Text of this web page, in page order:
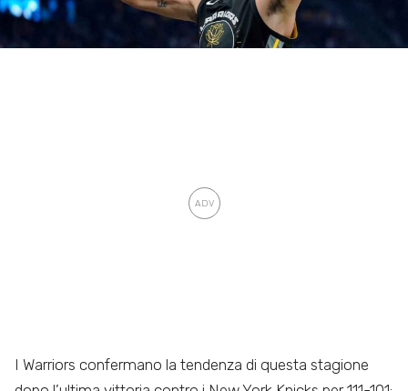
I Warriors confermano la tendenza di questa stagione